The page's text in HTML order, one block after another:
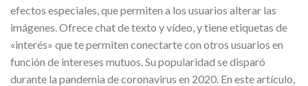
efectos especiales, que permiten a los usuarios alterar las
imágenes. Ofrece chat de texto y vídeo, y tiene etiquetas de
«interés» que te permiten conectarte con otros usuarios en
función de intereses mutuos. Su popularidad se disparó
durante la pandemia de coronavirus en 2020. En este artículo,